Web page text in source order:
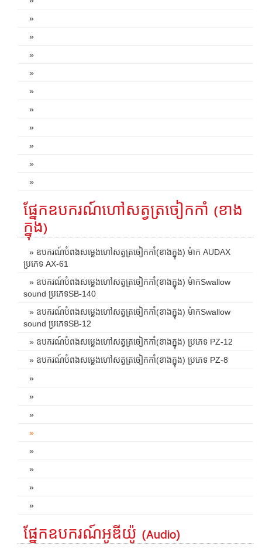
»
»
»
»
»
»
»
»
»
»
ផ្នែកឧបករណ៍ហៅសត្វត្រចៀកកាំ (ខាង
ក្នុង)
» ឧបករណ៍បំពងសម្លេងហៅសត្វត្រចៀកកាំ(ខាងក្នុង) ម៉ាក AUDAX
ប្រភេទ AX-61
» ឧបករណ៍បំពងសម្លេងហៅសត្វត្រចៀកកាំ(ខាងក្នុង) ម៉ាកSwallow
sound ប្រភេទSB-140
» ឧបករណ៍បំពងសម្លេងហៅសត្វត្រចៀកកាំ(ខាងក្នុង) ម៉ាកSwallow
sound ប្រភេទSB-12
» ឧបករណ៍បំពងសម្លេងហៅសត្វត្រចៀកកាំ(ខាងក្នុង) ប្រភេទ PZ-12
» ឧបករណ៍បំពងសម្លេងហៅសត្វត្រចៀកកាំ(ខាងក្នុង) ប្រភេទ PZ-8
»
»
»
»
»
»
»
»
ផ្នែកឧបករណ៍អូឌីយ៉ូ (Audio)